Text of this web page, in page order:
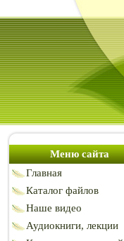
Меню сайта
Главная
Каталог файлов
Наше видео
Аудиокниги, лекции